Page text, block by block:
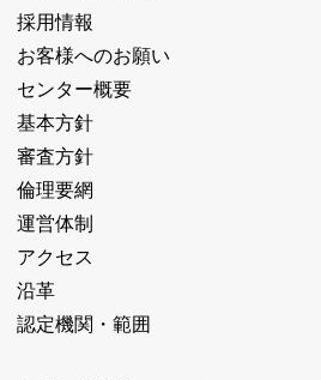
採用情報
お客様へのお願い
センター概要
基本方針
審査方針
倫理要網
運営体制
アクセス
沿革
認定機関・範囲